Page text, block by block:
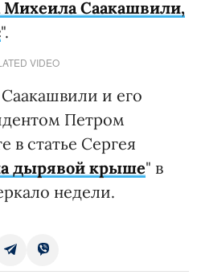
Михеила Саакашвили,
".
VIDEO
и его
Петром
в статье Сергея
дырявой крыше" в
недели.